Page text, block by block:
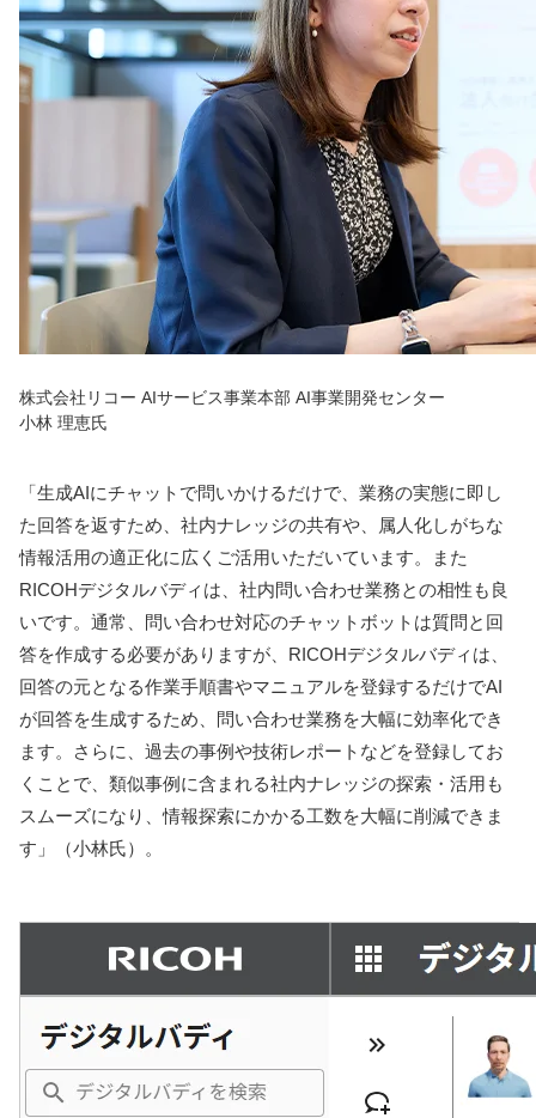
株式会社リコー AIサービス事業本部 AI事業開発センター
小林 理恵氏
「生成AIにチャットで問いかけるだけで、業務の実態に即し
た回答を返すため、社内ナレッジの共有や、属人化しがちな
情報活用の適正化に広くご活用いただいています。また
RICOHデジタルバディは、社内問い合わせ業務との相性も良
いです。通常、問い合わせ対応のチャットボットは質問と回
答を作成する必要がありますが、RICOHデジタルバディは、
回答の元となる作業手順書やマニュアルを登録するだけでAI
が回答を生成するため、問い合わせ業務を大幅に効率化でき
ます。さらに、過去の事例や技術レポートなどを登録してお
くことで、類似事例に含まれる社内ナレッジの探索・活用も
スムーズになり、情報探索にかかる工数を大幅に削減できま
す」（小林氏）。